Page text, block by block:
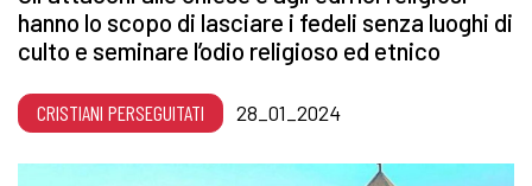
hanno lo scopo di lasciare i fedeli senza luoghi di
culto e seminare l’odio religioso ed etnico
CRISTIANI PERSEGUITATI 28_01_2024